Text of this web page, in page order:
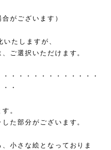
がございます）
たしますが、
ご選択いただけます。
・・・・・・・・・・・・
・
。
た部分がございます。
小さな絵となっておりま